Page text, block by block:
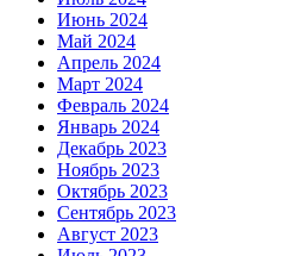
Июнь 2024
Май 2024
Апрель 2024
Март 2024
Февраль 2024
Январь 2024
Декабрь 2023
Ноябрь 2023
Октябрь 2023
Сентябрь 2023
Август 2023